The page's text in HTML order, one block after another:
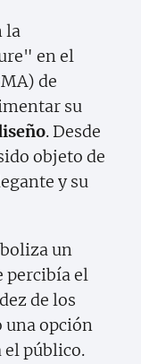
la
en el
de
su
. Desde
objeto de
y su
un
percibía el
de los
una opción
el público.